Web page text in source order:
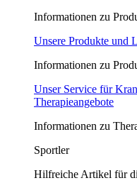
Informationen zu
Unsere Produkte und
Informationen zu
Unser Service für
Therapieangebote
Informationen zu
Sportler
Hilfreiche Artikel für